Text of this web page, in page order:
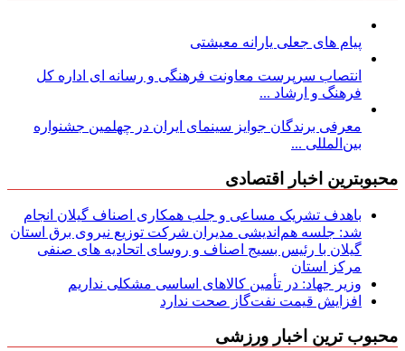
پیام های جعلی یارانه معیشتی
انتصاب سرپرست معاونت فرهنگی و رسانه ای اداره کل
فرهنگ و ارشاد ...
معرفی برندگان جوایز سینمای ایران در چهلمین جشنواره
بین‌المللی ...
محبوبترین اخبار اقتصادی
باهدف تشریک مساعی و جلب همکاری اصناف گیلان انجام
شد: جلسه هم‌اندیشی مدیران شركت توزیع نیروی برق استان
گیلان با رئیس بسیج اصناف و روسای اتحادیه های صنفی
مركز استان
وزیر جهاد: در تأمین کالاهای اساسی مشکلی نداریم
افزایش قیمت نفت‌گاز صحت ندارد
محبوب ترین اخبار ورزشی